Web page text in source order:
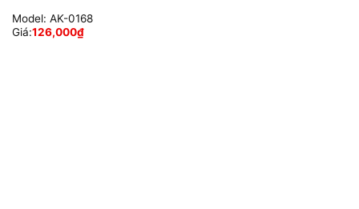
Model: AK-0168
Giá:126,000₫